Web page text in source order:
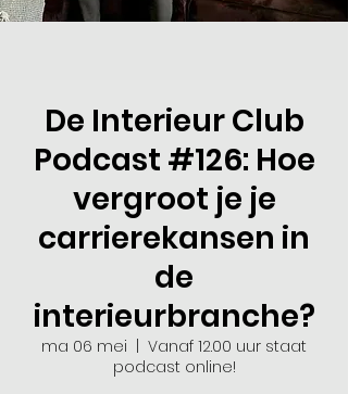
De Interieur Club
Podcast #126: Hoe
vergroot je je
carrierekansen in
de
interieurbranche?
ma 06 mei
Vanaf 12.00 uur staat
podcast online!